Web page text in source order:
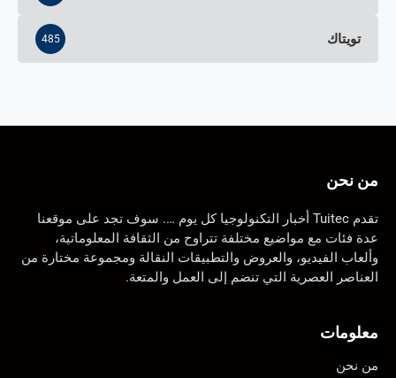
تويتاك 485
من نحن
تقدم Tuitec أخبار التكنولوجيا كل يوم …. سوف تجد على موقعنا
عدة فئات مع مواضيع مختلفة تتراوح من الثقافة المعلوماتية،
وألعاب الفيديو، والعروض والتطبيقات النقالة ومجموعة مختارة من
العناصر العصرية التي تنضم إلى العمل والمتعة.
معلومات
من نحن